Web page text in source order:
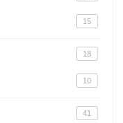
15
18
10
41